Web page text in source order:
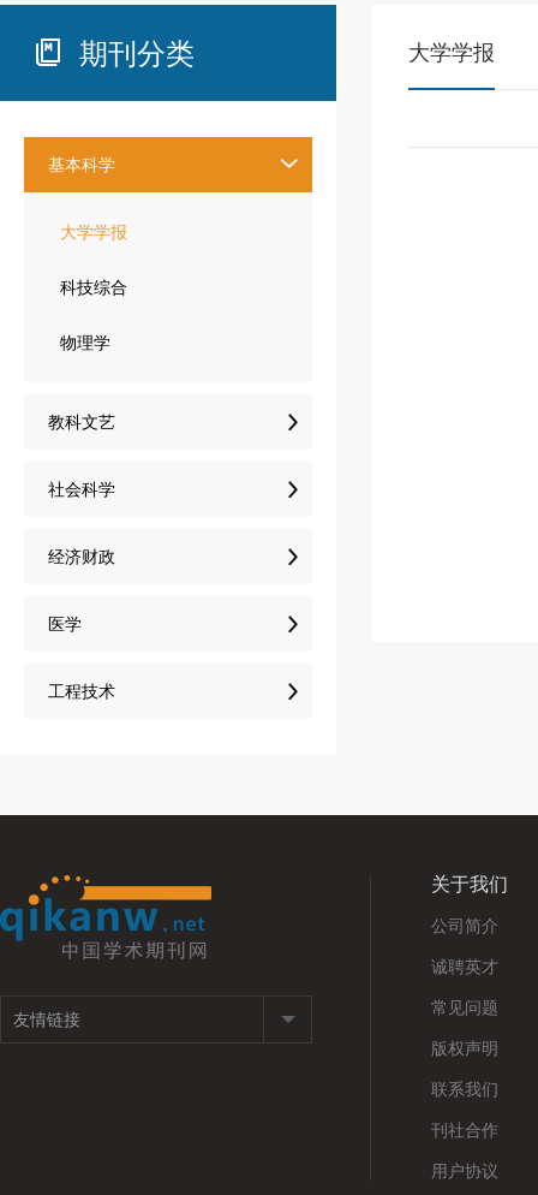
 期刊分类
基本科学 
大学学报
科技综合
物理学
教科文艺 
社会科学 
经济财政 
医学 
工程技术 
大学学报
关于我们
公司简介
诚聘英才
常见问题
版权声明
联系我们
刊社合作
用户协议